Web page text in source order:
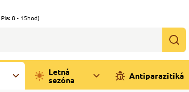
Pia: 8 - 15hod)
Letná
sezóna
Antiparazitiká